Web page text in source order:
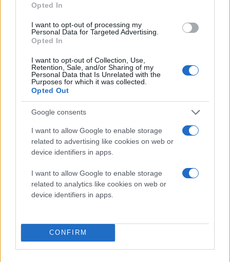
Opted In
I want to opt-out of processing my
Personal Data for Targeted Advertising.
Opted In
I want to opt-out of Collection, Use,
Retention, Sale, and/or Sharing of my
Personal Data that Is Unrelated with the
Purposes for which it was collected.
Opted Out
Google consents
I want to allow Google to enable storage
related to advertising like cookies on web or
device identifiers in apps.
I want to allow Google to enable storage
related to analytics like cookies on web or
device identifiers in apps.
CONFIRM
πριν 1 ώρα
αύριο το ωράριο
λειτουργίας
ενόψει της επικείμενης
παράδοσης σε εμπορική
λειτουργία της επέκτασης
της Γραμμής 1 προς την
πριν 1 ώρα
καταπολέμηση των